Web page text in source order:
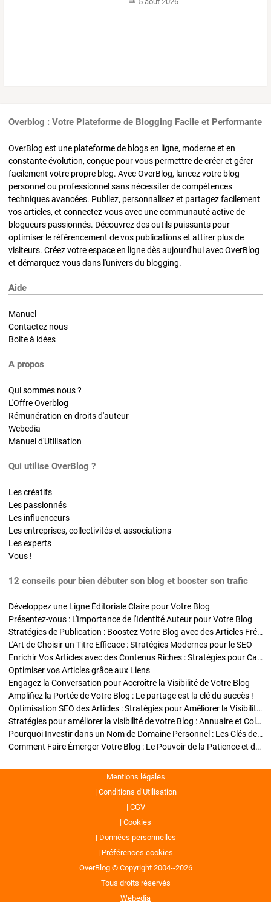
Overblog : Votre Plateforme de Blogging Facile et Performante
OverBlog est une plateforme de blogs en ligne, moderne et en
constante évolution, conçue pour vous permettre de créer et gérer
facilement votre propre blog. Avec OverBlog, lancez votre blog
personnel ou professionnel sans nécessiter de compétences
techniques avancées. Publiez, personnalisez et partagez facilement
vos articles, et connectez-vous avec une communauté active de
blogueurs passionnés. Découvrez des outils puissants pour
optimiser le référencement de vos publications et attirer plus de
visiteurs. Créez votre espace en ligne dès aujourd'hui avec OverBlog
et démarquez-vous dans l'univers du blogging.
Aide
Manuel
Contactez nous
Boite à idées
A propos
Qui sommes nous ?
L'Offre Overblog
Rémunération en droits d'auteur
Webedia
Manuel d'Utilisation
Qui utilise OverBlog ?
Les créatifs
Les passionnés
Les influenceurs
Les entreprises, collectivités et associations
Les experts
Vous !
12 conseils pour bien débuter son blog et booster son trafic
Développez une Ligne Éditoriale Claire pour Votre Blog
Présentez-vous : L'Importance de l'Identité Auteur pour Votre Blog
Stratégies de Publication : Boostez Votre Blog avec des Articles Fréquents et Exclusifs
L'Art de Choisir un Titre Efficace : Stratégies Modernes pour le SEO
Enrichir Vos Articles avec des Contenus Riches : Stratégies pour Captiver et Optimiser
Optimiser vos Articles grâce aux Liens
Engagez la Conversation pour Accroître la Visibilité de Votre Blog
Amplifiez la Portée de Votre Blog : Le partage est la clé du succès !
Optimisation SEO des Articles : Stratégies pour Améliorer la Visibilité de Votre Blog
Stratégies pour améliorer la visibilité de votre Blog : Annuaire et Collaborations
Pourquoi Investir dans un Nom de Domaine Personnel : Les Clés de la Réussite de Votre Blog
Comment Faire Émerger Votre Blog : Le Pouvoir de la Patience et de la Persévérance
Mentions légales
Conditions d’Utilisation
CGV
Cookies
Données personnelles
Préférences cookies
OverBlog © Copyright 2004--2026
Tous droits réservés
Webedia